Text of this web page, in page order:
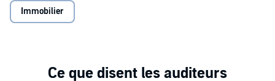
more than happy to provide my expertise and services to help you
buy or sell your home.
Immobilier